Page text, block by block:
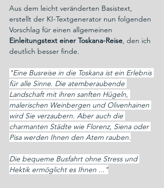
Aus dem leicht veränderten Basistext,
erstellt der KI-Textgenerator nun folgenden
Vorschlag für einen allgemeinen
Einleitungstext einer Toskana-Reise, den ich
deutlich besser finde.
"Eine Busreise in die Toskana ist ein Erlebnis
für alle Sinne. Die atemberaubende
Landschaft mit ihren sanften Hügeln,
malerischen Weinbergen und Olivenhainen
wird Sie verzaubern. Aber auch die
charmanten Städte wie Florenz, Siena oder
Pisa werden Ihnen den Atem rauben.
Die bequeme Busfahrt ohne Stress und
Hektik ermöglicht es Ihnen ..."